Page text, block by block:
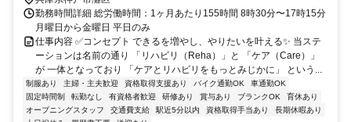
勤務時間詳細 総労働時間：1ヶ月あたり155時間 8時30分〜17時15分
月曜日から金曜日 平日のみ
仕事内容 ✅コンセプト できるを増やし、やりたいを叶える✨ 当ステ
ーションは名前の通り 「リハビリ（Reha）」と 「ケア（Care）」
が 一体となっており 「ケアとリハビリをもっとみじかに」 という...
制服あり 主婦・主夫歓迎 資格取得支援あり バイク通勤OK
車通勤OK
固定時間制
転勤なし 有資格者歓迎 研修あり 賞与あり ブランクOK
育休あり
オープニングスタッフ
交通費支給 駅近5分以内 資格取得手当あり
長期休暇あり